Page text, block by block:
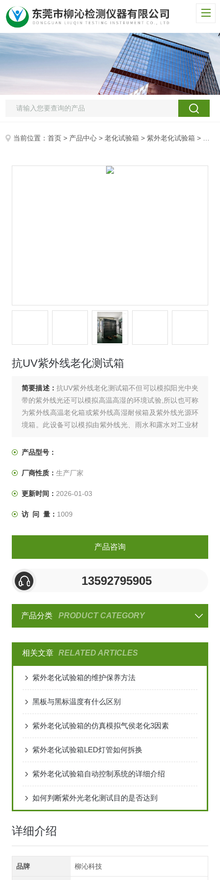
当前位置：首页 > 产品中心 >老化试验箱 >紫外老化试验箱 > 抗UV紫外线老化测试箱
抗UV紫外线老化测试箱
简要描述：抗UV紫外线老化测试箱不但可以模拟阳光中夹
带的紫外线光还可以模拟高温高湿的环境试验,所以也可称
为紫外线高温老化箱或紫外线高湿耐候箱及紫外线光源环
境箱。此设备可以模拟由紫外线光、雨水和露水对工业材
阳光中的紫外线光照射的效果，
产品型号：
厂商性质： 生产厂家
更新时间： 2026-01-03
访 问 量： 1009
产品咨询
13592795905
产品分类 PRODUCT CATEGORY
相关文章 RELATED ARTICLES
紫外老化试验箱的维护保养方法
黑板与黑标温度有什么区别
紫外老化试验箱的仿真模拟气侯老化3因素
紫外老化试验箱LED灯管如何拆换
紫外老化试验箱自动控制系统的详细介绍
如何判断紫外光老化测试目的是否达到
详细介绍
品牌 柳沁科技